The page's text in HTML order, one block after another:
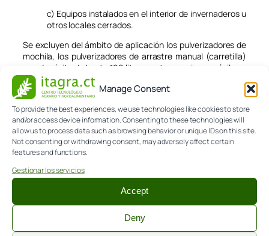
Manage Consent
To provide the best experiences, we use technologies like cookies to store
and/or access device information. Consenting to these technologies will
allow us to process data such as browsing behavior or unique IDs on this site.
Not consenting or withdrawing consent, may adversely affect certain
features and functions.
Gestionar los servicios
Accept
Deny
c) Equipos instalados en el interior de invernaderos u
otros locales cerrados.
Se excluyen del ámbito de aplicación los pulverizadores de
mochila, los pulverizadores de arrastre manual (carretilla)
con depósito de hasta 100 litros, y otros equipos, móviles o
estáticos, no contemplados anteriormente.
No obstante lo indicado en el punto anterior, el órgano
competente de la comunidad autónoma, tras haber
efectuado una evaluación del riesgo para la salud humana
y el medio ambiente de determinados equipos excluidos,
puede establecer, en su ámbito territorial, la obligatoriedad
de la inspección de otros equipos, cuando éstos no
ofrezcan un elevado nivel de protección.
12 de septiembre de 2019